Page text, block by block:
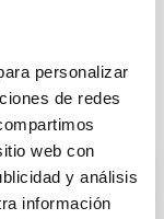
personalizar
de redes
web con
y análisis
información